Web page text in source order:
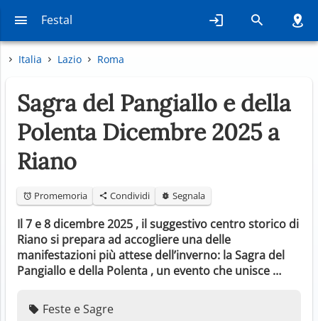
Festal
Italia Lazio Roma
Sagra del Pangiallo e della
Polenta Dicembre 2025 a
Riano
Promemoria Condividi Segnala
Il 7 e 8 dicembre 2025 , il suggestivo centro storico di
Riano si prepara ad accogliere una delle
manifestazioni più attese dell’inverno: la Sagra del
Pangiallo e della Polenta , un evento che unisce …
Feste e Sagre